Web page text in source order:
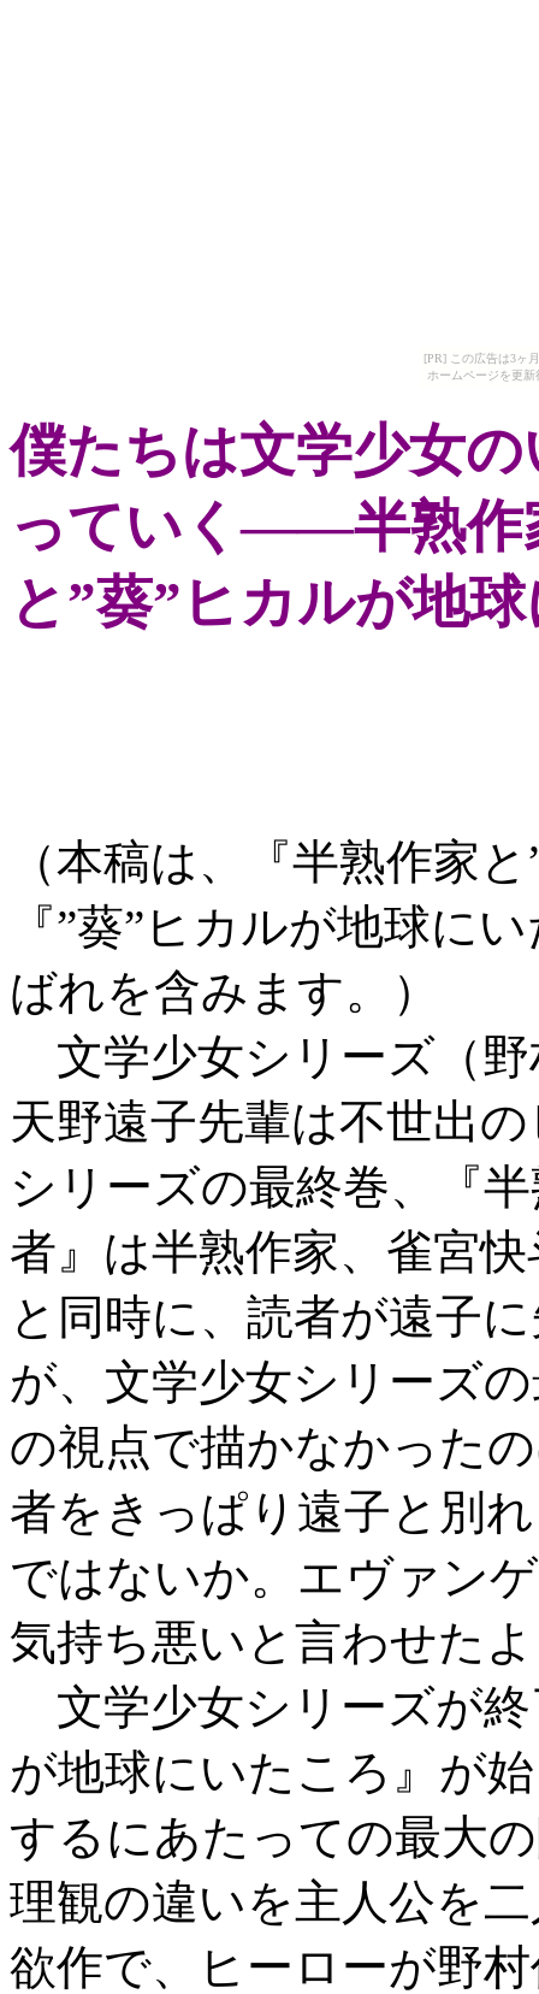
[PR] この広告は3ヶ
ホームページを更
僕たちは文学少女
っていく――半熟作
と”葵”ヒカルが地
（本稿は、『半熟作家
『”葵”ヒカルが地球
ばれを含みます。）
文学少女シリーズ（野
天野遠子先輩は不世出
シリーズの最終巻、『
者』は半熟作家、雀宮
と同時に、読者が遠子
が、文学少女シリーズ
の視点で描かなかった
者をきっぱり遠子と別
ではないか。エヴァン
気持ち悪いと言わせた
文学少女シリーズが
が地球にいたころ』が
するにあたっての最大
理観の違いを主人公を
欲作で、ヒーローが野